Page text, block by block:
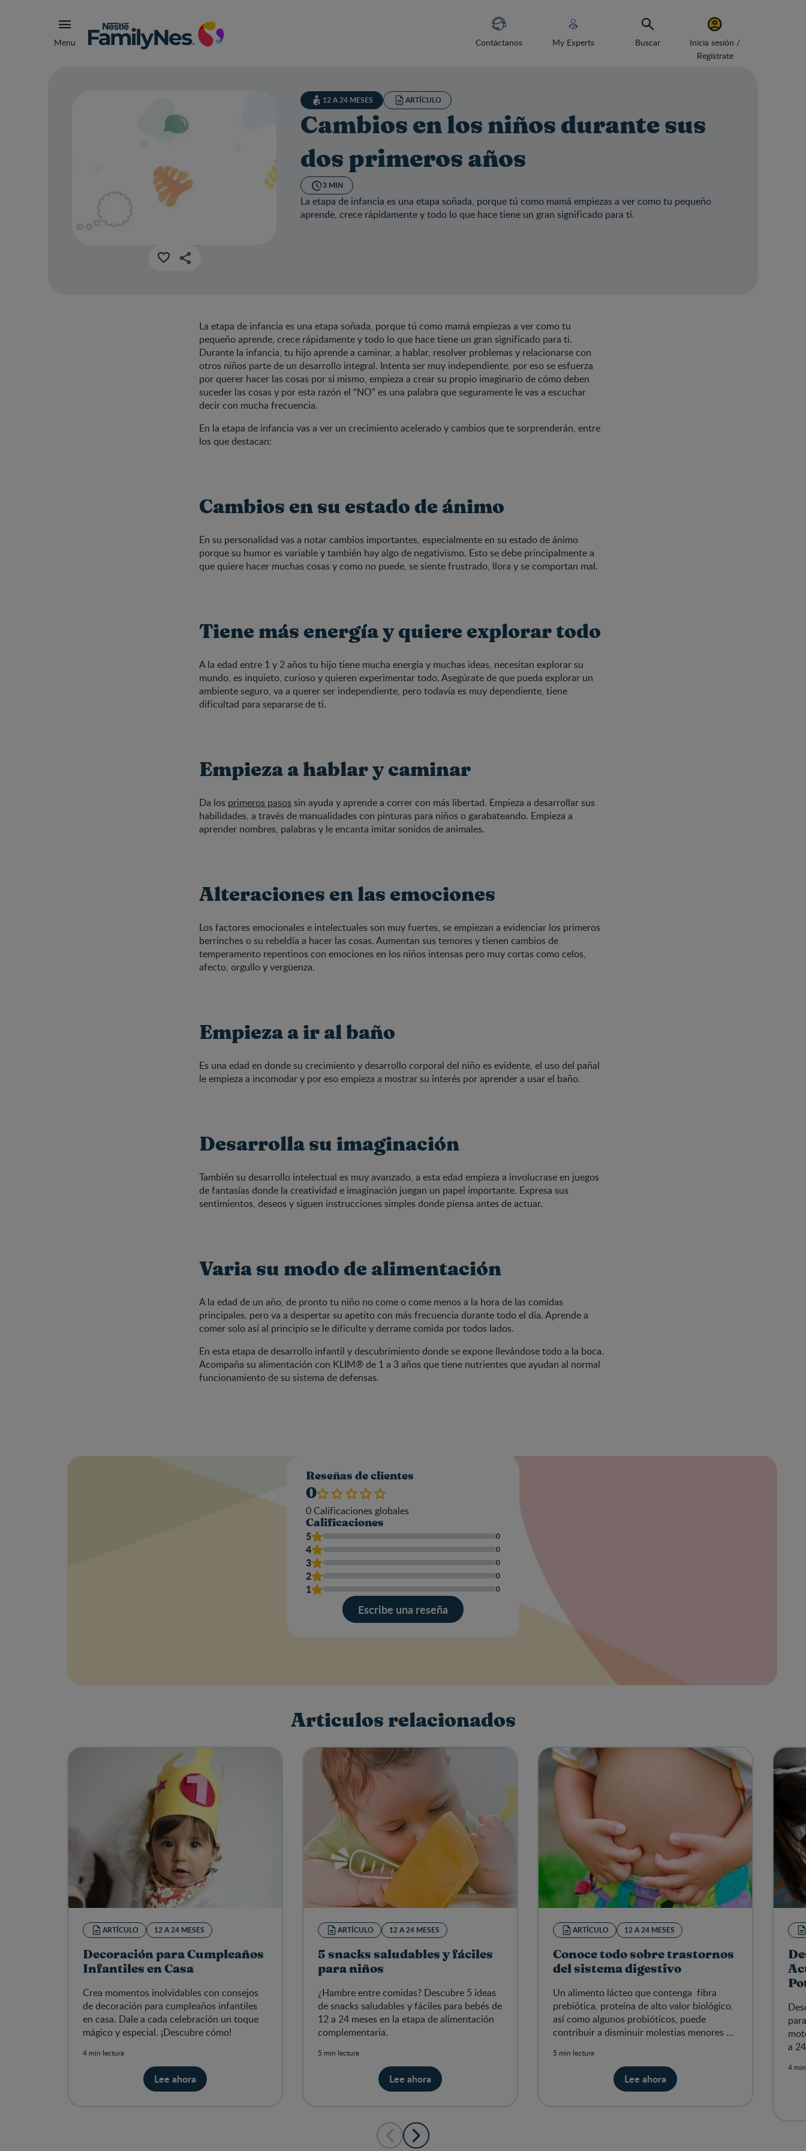
Menu Contáctanos My Experts Buscar
Inicia sesión /
Regístrate
12 A 24 MESES ARTÍCULO
Cambios en los niños durante sus
dos primeros años
3 MIN
La etapa de infancia es una etapa soñada, porque tú como mamá empiezas a ver como tu pequeño
aprende, crece rápidamente y todo lo que hace tiene un gran significado para ti.
La etapa de infancia es una etapa soñada, porque tú como mamá empiezas a ver como tu
pequeño aprende, crece rápidamente y todo lo que hace tiene un gran significado para ti.
Durante la infancia, tu hijo aprende a caminar, a hablar, resolver problemas y relacionarse con
otros niños parte de un desarrollo integral. Intenta ser muy independiente, por eso se esfuerza
por querer hacer las cosas por sí mismo, empieza a crear su propio imaginario de cómo deben
suceder las cosas y por esta razón el “NO” es una palabra que seguramente le vas a escuchar
decir con mucha frecuencia.
En la etapa de infancia vas a ver un crecimiento acelerado y cambios que te sorprenderán, entre
los que destacan:
Cambios en su estado de ánimo
En su personalidad vas a notar cambios importantes, especialmente en su estado de ánimo
porque su humor es variable y también hay algo de negativismo. Esto se debe principalmente a
que quiere hacer muchas cosas y como no puede, se siente frustrado, llora y se comportan mal.
Tiene más energía y quiere explorar todo
A la edad entre 1 y 2 años tu hijo tiene mucha energía y muchas ideas, necesitan explorar su
mundo, es inquieto, curioso y quieren experimentar todo. Asegúrate de que pueda explorar un
ambiente seguro, va a querer ser independiente, pero todavía es muy dependiente, tiene
dificultad para separarse de ti.
Empieza a hablar y caminar
Da los primeros pasossin ayuda y aprende a correr con más libertad. Empieza a desarrollar sus
habilidades, a través de manualidades con pinturas para niños o garabateando. Empieza a
aprender nombres, palabras y le encanta imitar sonidos de animales.
Alteraciones en las emociones
Los factores emocionales e intelectuales son muy fuertes, se empiezan a evidenciar los primeros
berrinches o su rebeldía a hacer las cosas. Aumentan sus temores y tienen cambios de
temperamento repentinos con emociones en los niños intensas pero muy cortas como celos,
afecto, orgullo y vergüenza.
Empieza a ir al baño
Es una edad en donde su crecimiento y desarrollo corporal del niño es evidente, el uso del pañal
le empieza a incomodar y por eso empieza a mostrar su interés por aprender a usar el baño.
Desarrolla su imaginación
También su desarrollo intelectual es muy avanzado, a esta edad empieza a involucrase en juegos
de fantasías donde la creatividad e imaginación juegan un papel importante. Expresa sus
sentimientos, deseos y siguen instrucciones simples donde piensa antes de actuar.
Varia su modo de alimentación
A la edad de un año, de pronto tu niño no come o come menos a la hora de las comidas
principales, pero va a despertar su apetito con más frecuencia durante todo el día. Aprende a
comer solo así al principio se le dificulte y derrame comida por todos lados.
En esta etapa de desarrollo infantil y descubrimiento donde se expone llevándose todo a la boca.
Acompaña su alimentación con KLIM® de 1 a 3 años que tiene nutrientes que ayudan al normal
funcionamiento de su sistema de defensas.
Reseñas de clientes
0
0Calificaciones globales
Calificaciones
5 0
4 0
3 0
2 0
1 0
Escribe una reseña
reseña
Articulos relacionados
ARTÍCULO 12 A 24 MESES
Decoración para Cumpleaños
Infantiles en Casa
Crea momentos inolvidables con consejos
de decoración para cumpleaños infantiles
en casa. Dale a cada celebración un toque
mágico y especial. ¡Descubre cómo!
4 min lectura
Lee ahora
ARTÍCULO 12 A 24 MESES
5 snacks saludables y fáciles
para niños
¿Hambre entre comidas? Descubre 5 ideas
de snacks saludables y fáciles para bebés de
12 a 24 meses en la etapa de alimentación
complementaria.
5 min lectura
Lee ahora
ARTÍCULO 12 A 24 MESES
Conoce todo sobre trastornos
del sistema digestivo
Un alimento lácteo que contenga fibra
prebiótica, proteína de alto valor biológico,
así como algunos probióticos, puede
contribuir a disminuir molestias menores en
5 min lectura
Lee ahora
a
4